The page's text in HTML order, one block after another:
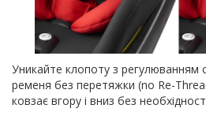
Уникайте клопоту з регулюванням
ременя без перетяжки (no Re-
ковзає вгору і вниз без